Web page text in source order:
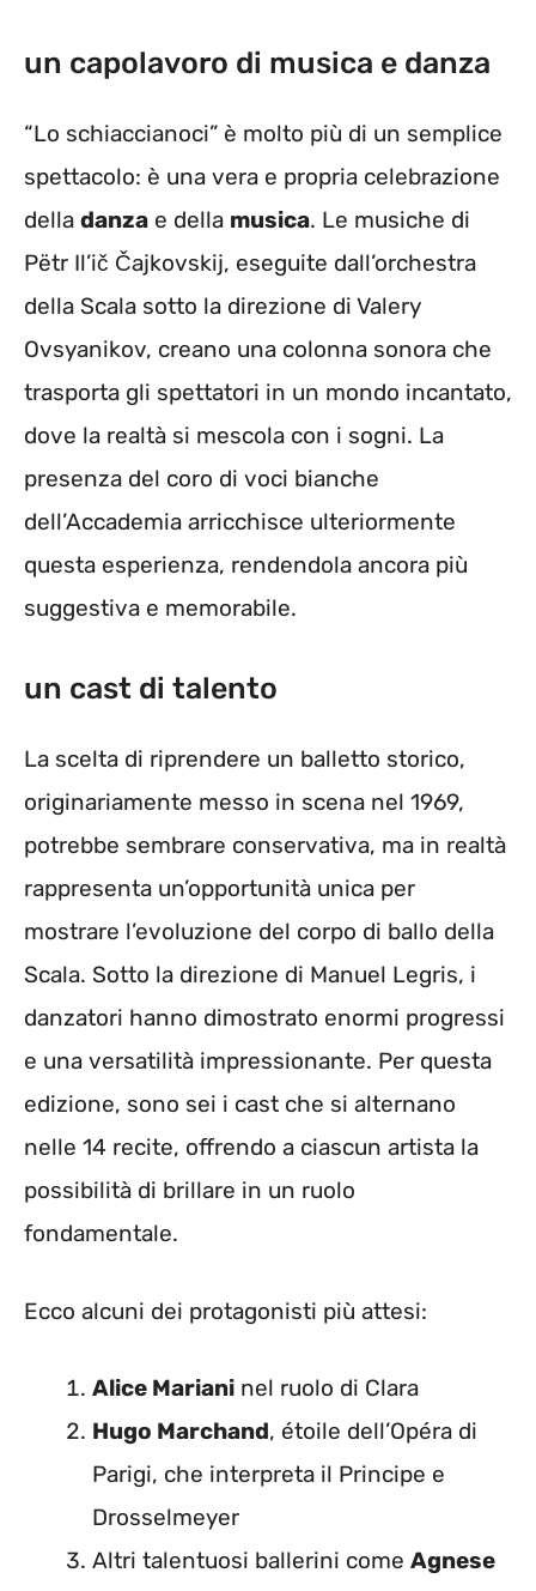
un capolavoro di musica e danza
“Lo schiaccianoci” è molto più di un semplice
spettacolo: è una vera e propria celebrazione
della danza e della musica. Le musiche di
Pëtr Il’ič Čajkovskij, eseguite dall’orchestra
della Scala sotto la direzione di Valery
Ovsyanikov, creano una colonna sonora che
trasporta gli spettatori in un mondo incantato,
dove la realtà si mescola con i sogni. La
presenza del coro di voci bianche
dell’Accademia arricchisce ulteriormente
questa esperienza, rendendola ancora più
suggestiva e memorabile.
un cast di talento
La scelta di riprendere un balletto storico,
originariamente messo in scena nel 1969,
potrebbe sembrare conservativa, ma in realtà
rappresenta un’opportunità unica per
mostrare l’evoluzione del corpo di ballo della
Scala. Sotto la direzione di Manuel Legris, i
danzatori hanno dimostrato enormi progressi
e una versatilità impressionante. Per questa
edizione, sono sei i cast che si alternano
nelle 14 recite, offrendo a ciascun artista la
possibilità di brillare in un ruolo
fondamentale.
Ecco alcuni dei protagonisti più attesi:
Alice Mariani nel ruolo di Clara
Hugo Marchand, étoile dell’Opéra di
Parigi, che interpreta il Principe e
Drosselmeyer
Altri talentuosi ballerini come Agnese